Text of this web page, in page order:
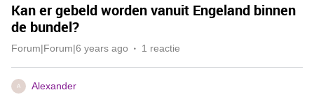
Kan er gebeld worden vanuit Engeland binnen
de bundel?
Forum|Forum|6 years ago 1 reactie
A Alexander